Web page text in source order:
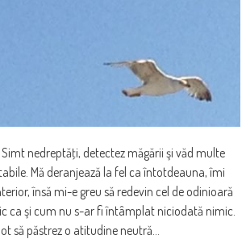
nedreptăţi, detectez măgării şi văd multe
Mă deranjează la fel ca întotdeauna, îmi
însă mi-e greu să redevin cel de odinioară
ca şi cum nu s-ar fi întâmplat niciodată nimic.
să păstrez o atitudine neutră…